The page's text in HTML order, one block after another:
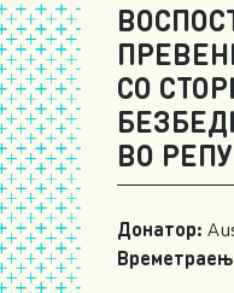
СО
ВО
Донатор: